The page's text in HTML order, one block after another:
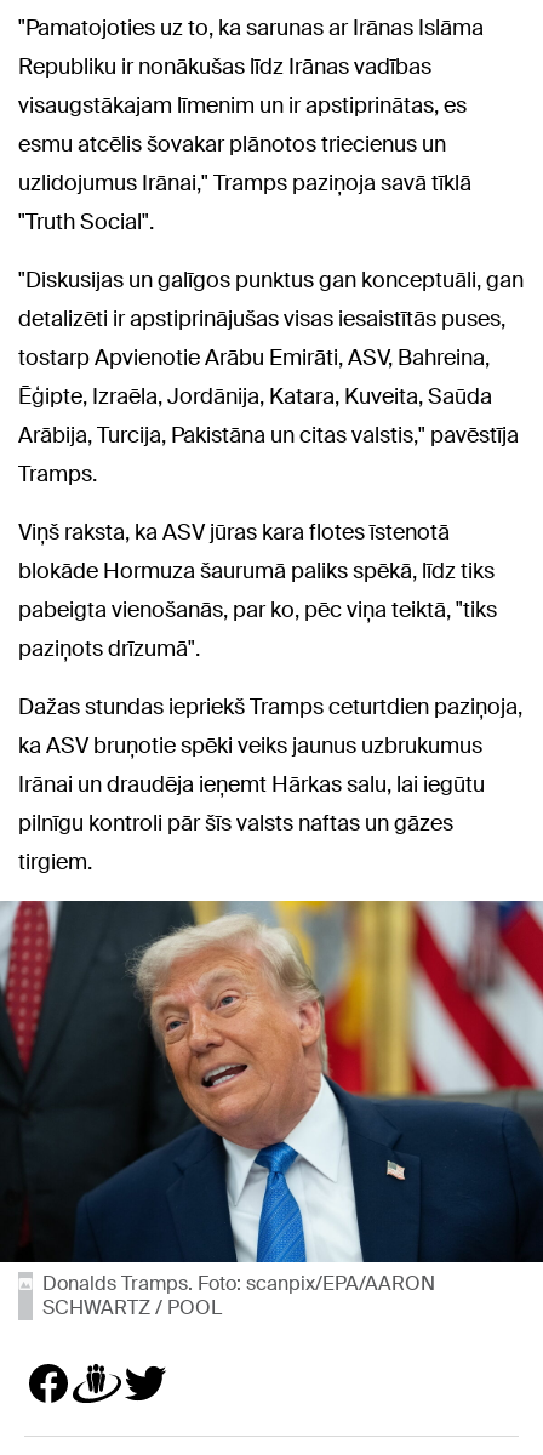
"Pamatojoties uz to, ka sarunas ar Irānas Islāma
Republiku ir nonākušas līdz Irānas vadības
visaugstākajam līmenim un ir apstiprinātas, es
esmu atcēlis šovakar plānotos triecienus un
uzlidojumus Irānai," Tramps paziņoja savā tīklā
"Truth Social".
"Diskusijas un galīgos punktus gan konceptuāli, gan
detalizēti ir apstiprinājušas visas iesaistītās puses,
tostarp Apvienotie Arābu Emirāti, ASV, Bahreina,
Ēģipte, Izraēla, Jordānija, Katara, Kuveita, Saūda
Arābija, Turcija, Pakistāna un citas valstis," pavēstīja
Tramps.
Viņš raksta, ka ASV jūras kara flotes īstenotā
blokāde Hormuza šaurumā paliks spēkā, līdz tiks
pabeigta vienošanās, par ko, pēc viņa teiktā, "tiks
paziņots drīzumā".
Dažas stundas iepriekš Tramps ceturtdien paziņoja,
ka ASV bruņotie spēki veiks jaunus uzbrukumus
Irānai un draudēja ieņemt Hārkas salu, lai iegūtu
pilnīgu kontroli pār šīs valsts naftas un gāzes
tirgiem.
Donalds Tramps. Foto: scanpix/EPA/AARON
SCHWARTZ / POOL